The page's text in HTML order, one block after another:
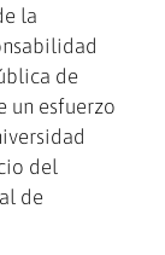
la
de
un esfuerzo
del
de